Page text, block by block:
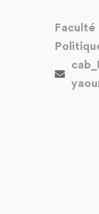
Faculté